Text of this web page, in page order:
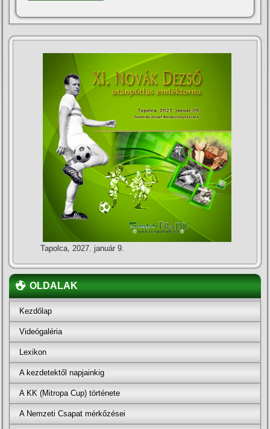
Tapolca, 2027. január 9.
OLDALAK
Kezdőlap
Videógaléria
Lexikon
A kezdetektől napjainkig
A KK (Mitropa Cup) története
A Nemzeti Csapat mérkőzései